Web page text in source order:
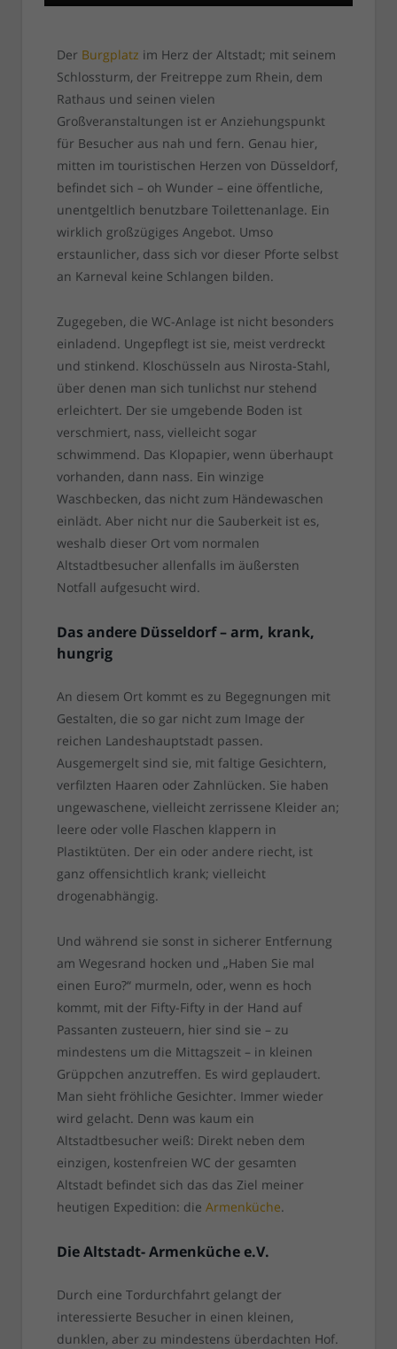
Der Burgplatz im Herz der Altstadt; mit seinem
Schlossturm, der Freitreppe zum Rhein, dem
Rathaus und seinen vielen
Großveranstaltungen ist er Anziehungspunkt
für Besucher aus nah und fern. Genau hier,
mitten im touristischen Herzen von Düsseldorf,
befindet sich – oh Wunder – eine öffentliche,
unentgeltlich benutzbare Toilettenanlage. Ein
wirklich großzügiges Angebot. Umso
erstaunlicher, dass sich vor dieser Pforte selbst
an Karneval keine Schlangen bilden.
Zugegeben, die WC-Anlage ist nicht besonders
einladend. Ungepflegt ist sie, meist verdreckt
und stinkend. Kloschüsseln aus Nirosta-Stahl,
über denen man sich tunlichst nur stehend
erleichtert. Der sie umgebende Boden ist
verschmiert, nass, vielleicht sogar
schwimmend. Das Klopapier, wenn überhaupt
vorhanden, dann nass. Ein winzige
Waschbecken, das nicht zum Händewaschen
einlädt. Aber nicht nur die Sauberkeit ist es,
weshalb dieser Ort vom normalen
Altstadtbesucher allenfalls im äußersten
Notfall aufgesucht wird.
Das andere Düsseldorf – arm, krank,
hungrig
An diesem Ort kommt es zu Begegnungen mit
Gestalten, die so gar nicht zum Image der
reichen Landeshauptstadt passen.
Ausgemergelt sind sie, mit faltige Gesichtern,
verfilzten Haaren oder Zahnlücken. Sie haben
ungewaschene, vielleicht zerrissene Kleider an;
leere oder volle Flaschen klappern in
Plastiktüten. Der ein oder andere riecht, ist
ganz offensichtlich krank; vielleicht
drogenabhängig.
Und während sie sonst in sicherer Entfernung
am Wegesrand hocken und „Haben Sie mal
einen Euro?“ murmeln, oder, wenn es hoch
kommt, mit der Fifty-Fifty in der Hand auf
Passanten zusteuern, hier sind sie – zu
mindestens um die Mittagszeit – in kleinen
Grüppchen anzutreffen. Es wird geplaudert.
Man sieht fröhliche Gesichter. Immer wieder
wird gelacht. Denn was kaum ein
Altstadtbesucher weiß: Direkt neben dem
einzigen, kostenfreien WC der gesamten
Altstadt befindet sich das das Ziel meiner
heutigen Expedition: die Armenküche.
Die Altstadt- Armenküche e.V.
Durch eine Tordurchfahrt gelangt der
interessierte Besucher in einen kleinen,
dunklen, aber zu mindestens überdachten Hof.